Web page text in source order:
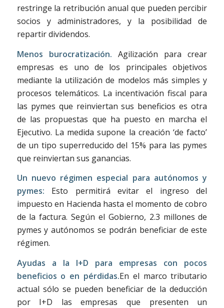
restringe la retribución anual que pueden percibir
socios y administradores, y la posibilidad de
repartir dividendos.
Menos burocratización. Agilización para crear
empresas es uno de los principales objetivos
mediante la utilización de modelos más simples y
procesos telemáticos. La incentivación fiscal para
las pymes que reinviertan sus beneficios es otra
de las propuestas que ha puesto en marcha el
Ejecutivo. La medida supone la creación ‘de facto’
de un tipo superreducido del 15% para las pymes
que reinviertan sus ganancias.
Un nuevo régimen especial para autónomos y
pymes: Esto
permitirá evitar el ingreso del
impuesto en Hacienda hasta el momento de cobro
de la factura. Según el Gobierno, 2.3 millones de
pymes y autónomos se podrán beneficiar de este
régimen.
Ayudas a la I+D para empresas con pocos
beneficios o en pérdidas.En el marco tributario
actual sólo se pueden beneficiar de la deducción
por I+D las empresas que presenten un